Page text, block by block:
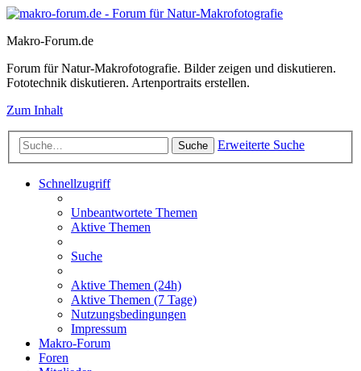
Makro-Forum.de
Forum für Natur-Makrofotografie. Bilder zeigen und diskutieren.
Fototechnik diskutieren. Artenportraits erstellen.
Zum Inhalt
Suche Erweiterte Suche
Schnellzugriff
Unbeantwortete Themen
Aktive Themen
Suche
Aktive Themen (24h)
Aktive Themen (7 Tage)
Nutzungsbedingungen
Impressum
Makro-Forum
Foren